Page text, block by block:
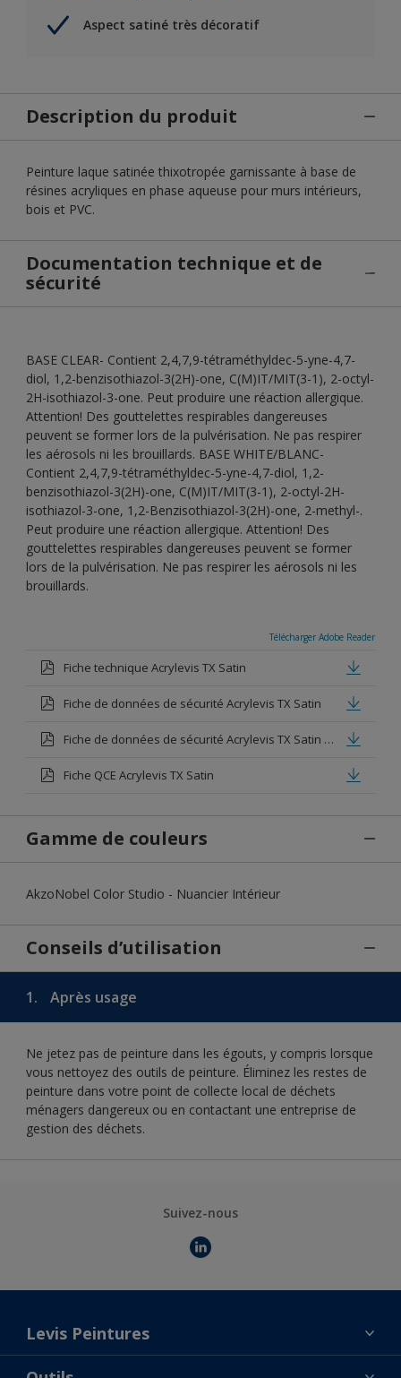
Aspect satiné très décoratif
Description du produit
Peinture laque satinée thixotropée garnissante à base de
résines acryliques en phase aqueuse pour murs intérieurs,
bois et PVC.
Documentation technique et de
sécurité
BASE CLEAR- Contient 2,4,7,9-tétraméthyldec-5-yne-4,7-
diol, 1,2-benzisothiazol-3(2H)-one, C(M)IT/MIT(3-1), 2-octyl-
2H-isothiazol-3-one. Peut produire une réaction allergique.
Attention! Des gouttelettes respirables dangereuses
peuvent se former lors de la pulvérisation. Ne pas respirer
les aérosols ni les brouillards. BASE WHITE/BLANC-
Contient 2,4,7,9-tétraméthyldec-5-yne-4,7-diol, 1,2-
benzisothiazol-3(2H)-one, C(M)IT/MIT(3-1), 2-octyl-2H-
isothiazol-3-one, 1,2-Benzisothiazol-3(2H)-one, 2-methyl-.
Peut produire une réaction allergique. Attention! Des
gouttelettes respirables dangereuses peuvent se former
lors de la pulvérisation. Ne pas respirer les aérosols ni les
brouillards.
Télécharger Adobe Reader
Fiche technique Acrylevis TX Satin
Fiche de données de sécurité Acrylevis TX Satin
Fiche de données de sécurité Acrylevis TX Satin Base clear
Fiche QCE Acrylevis TX Satin
Gamme de couleurs
AkzoNobel Color Studio - Nuancier Intérieur
Conseils d’utilisation
1. Après usage
Ne jetez pas de peinture dans les égouts, y compris lorsque
vous nettoyez des outils de peinture. Éliminez les restes de
peinture dans votre point de collecte local de déchets
ménagers dangereux ou en contactant une entreprise de
gestion des déchets.
Suivez-nous
Levis Peintures
La marque